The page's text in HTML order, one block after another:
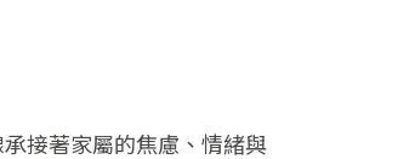
接著家屬的焦慮、情緒與